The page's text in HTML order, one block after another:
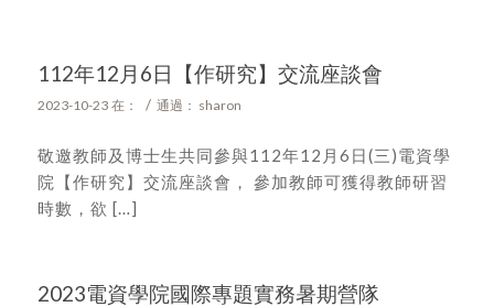
112年12月6日【作研究】交流座談會
2023-10-23 在： / 通過： sharon
敬邀教師及博士生共同參與112年12月6日(三)電資學
院【作研究】交流座談會， 參加教師可獲得教師研習
時數，欲 […]
2023電資學院國際專題實務暑期營隊